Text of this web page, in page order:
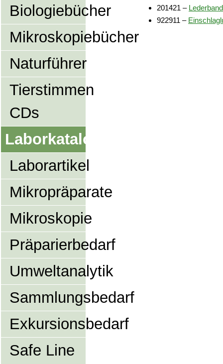
Biologiebücher
Mikroskopiebücher
Naturführer
Tierstimmen
CDs
Laborkatalog
Laborartikel
Mikropräparate
Mikroskopie
Präparierbedarf
Umweltanalytik
Sammlungsbedarf
Exkursionsbedarf
Safe Line
201421 –
922911 –